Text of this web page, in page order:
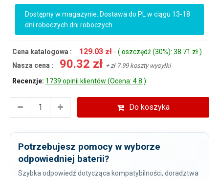
Dostępny w magazynie. Dostawa do PL w ciągu 13-18
dni roboczych dni roboczych.
Cena katalogowa : 129.03 zł- ( oszczędź (30%): 38.71 zł )
Nasza cena :
90.32 zł + zł 7.99 koszty wysyłki
Recenzje: 1739 opinii klientów (Ocena: 4.8 )
Do koszyka
Potrzebujesz pomocy w wyborze
odpowiedniej baterii?
Szybka odpowiedź dotycząca kompatybilności, doradztwa